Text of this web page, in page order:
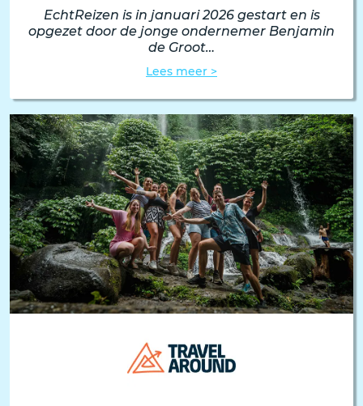
EchtReizen is in januari 2026 gestart en is
opgezet door de jonge ondernemer Benjamin
de Groot…
Lees meer >